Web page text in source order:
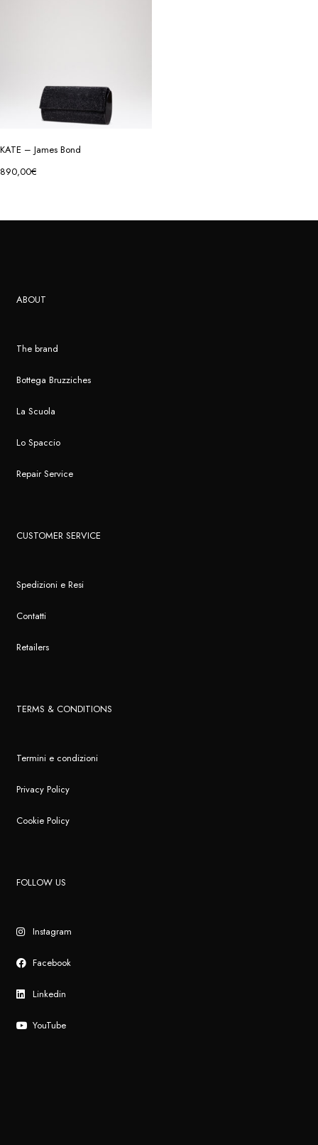
KATE – James Bond
890,00€
ABOUT
The brand
Bottega Bruzziches
La Scuola
Lo Spaccio
Repair Service
CUSTOMER SERVICE
Spedizioni e Resi
Contatti
Retailers
TERMS & CONDITIONS
Termini e condizioni
Privacy Policy
Cookie Policy
FOLLOW US
Instagram
Facebook
Linkedin
YouTube